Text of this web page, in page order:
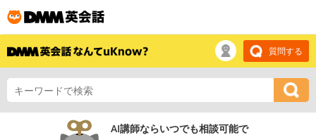
質問する
AI講師ならいつでも相談可能で